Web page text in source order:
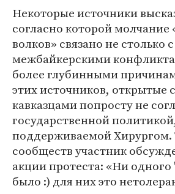
Некоторые источники
согласно которой
волков» связано не столько с
межбайкерскими
более глубинными
этих источников, открытые
кавказцами попросту не
государственной
поддерживаемой Хирургом.
сообществ участник
акции протеста: «Ни одного
было :) для них это